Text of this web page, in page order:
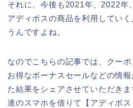
それに、今後も2021年、2022年
アディポスの商品を利用してい
うんですよね。
なのでこちらの記事では、クー
お得なボーナスセールなどの情
た結果をシェアさせていただき
達のスマホを借りて【アディポ